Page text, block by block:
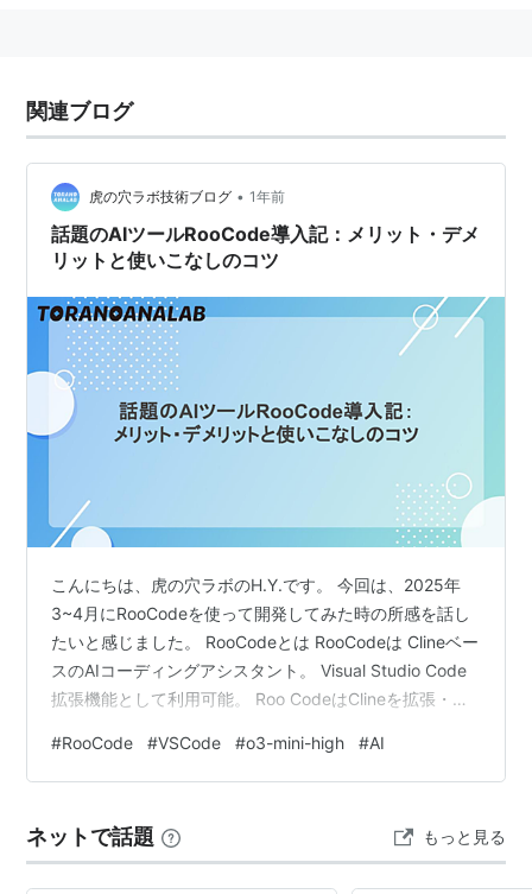
関連ブログ
虎の穴ラボ技術ブログ • 1年前
話題のAIツールRooCode導入記：メリット・デメ
リットと使いこなしのコツ
こんにちは、虎の穴ラボのH.Y.です。 今回は、2025年
3~4月にRooCodeを使って開発してみた時の所感を話し
たいと感じました。 RooCodeとは RooCodeは Clineベー
スのAIコーディングアシスタント。 Visual Studio Code
拡張機能として利用可能。 Roo CodeはClineを拡張・改
徴。 docs.roocode.com という特徴を持つツールです。
また、LLMモデルも自分で選択できます。 OpenAI、
また、Ollamaなどを使用して…
#RooCode #VSCode #o3-mini-high #AI
ネットで話題 もっと見る